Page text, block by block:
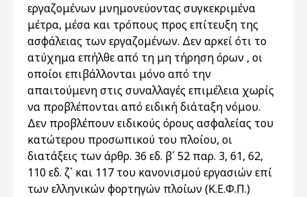
εργαζομένων μνημονεύοντας συγκεκριμένα
μέτρα, μέσα και τρόπους προς επίτευξη της
ασφάλειας των εργαζομένων. Δεν αρκεί ότι το
ατύχημα επήλθε από τη μη τήρηση όρων , οι
οποίοι επιβάλλονται μόνο από την
απαιτούμενη στις συναλλαγές επιμέλεια χωρίς
να προβλέπονται από ειδική διάταξη νόμου.
Δεν προβλέπουν ειδικούς όρους ασφαλείας του
κατώτερου προσωπικού του πλοίου, οι
διατάξεις των άρθρ. 36 εδ. β΄ 52 παρ. 3, 61, 62,
110 εδ. ζ΄ και 117 του κανονισμού εργασιών επί
των ελληνικών φορτηγών πλοίων (Κ.Ε.Φ.Π.)